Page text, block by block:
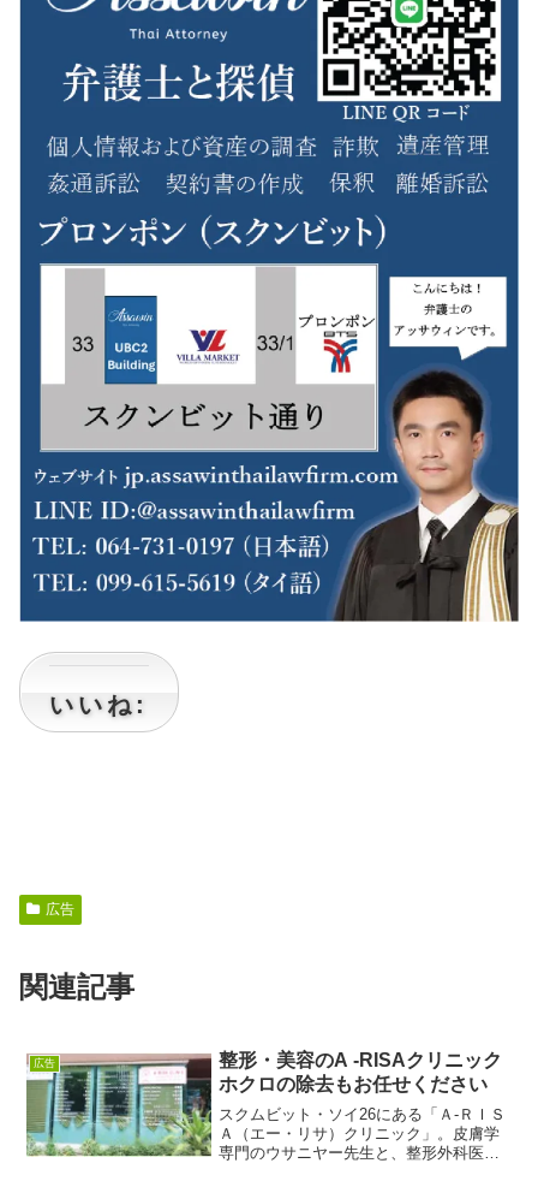
いいね:
広告
関連記事
広告
整形・美容のA ‐RISAクリニック
ホクロの除去もお任せください
スクムビット・ソイ26にある「Ａ‐ＲＩＳ
Ａ（エー・リサ）クリニック」。皮膚学
専門のウサニヤー先生と、整形外科医の